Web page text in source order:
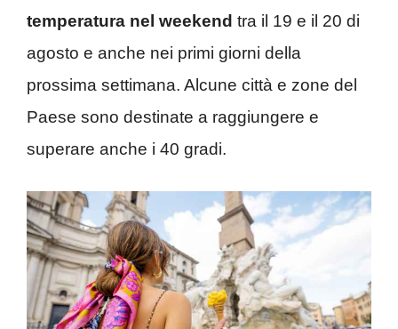
temperatura nel weekend tra il 19 e il 20 di
agosto e anche nei primi giorni della
prossima settimana. Alcune città e zone del
Paese sono destinate a raggiungere e
superare anche i 40 gradi.